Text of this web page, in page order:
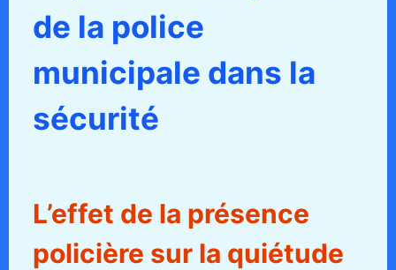
de la police
municipale dans la
sécurité
L’effet de la présence
policière sur la quiétude